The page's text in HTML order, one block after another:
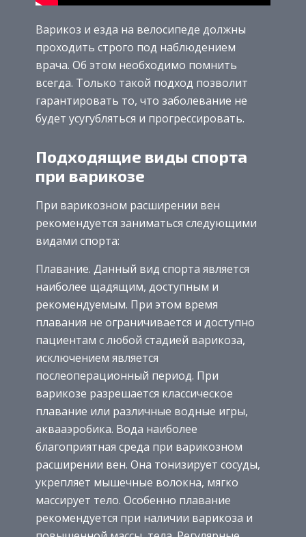
Варикоз и езда на велосипеде должны
проходить строго под наблюдением
врача. Об этом необходимо помнить
всегда. Только такой подход позволит
гарантировать то, что заболевание не
будет усугубляться и прогрессировать.
Подходящие виды спорта
при варикозе
При варикозном расширении вен
рекомендуется заниматься следующими
видами спорта:
Плавание. Данный вид спорта является
наиболее щадящим, доступным и
рекомендуемым. При этом время
плавания не ограничивается и доступно
пациентам с любой стадией варикоза,
исключением является
послеоперационный период. При
варикозе разрешается классическое
плавание или различные водные игры,
аквааэробика. Вода наиболее
благоприятная среда при варикозном
расширении вен. Она тонизирует сосуды,
укрепляет мышечные волокна, мягко
массирует тело. Особенно плавание
рекомендуется при наличии варикоза и